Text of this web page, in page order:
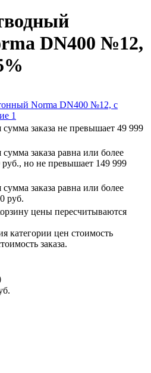
DN400 №12,
заказа не превышает 49 999
заказа равна или более
руб., но не превышает 149 999
заказа равна или более
руб.
цены пересчитываются
категории цен стоимость
заказа.